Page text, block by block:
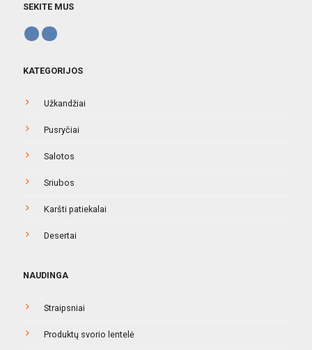
SEKITE MUS
KATEGORIJOS
Užkandžiai
Pusryčiai
Salotos
Sriubos
Karšti patiekalai
Desertai
NAUDINGA
Straipsniai
Produktų svorio lentelė